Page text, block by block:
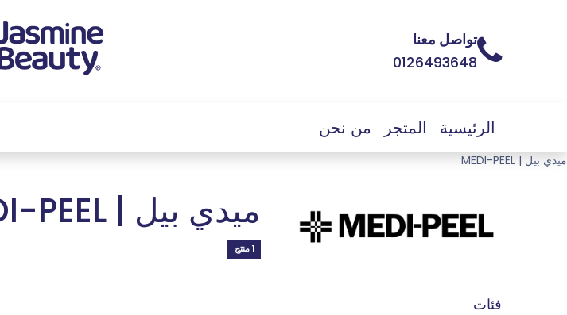
تواصل معنا
0126493648
الرئيسية المتجر من نحن
ميدي بيل | MEDI-PEEL
ميدي بيل | MEDI-PEEL
1 منتج
فئات